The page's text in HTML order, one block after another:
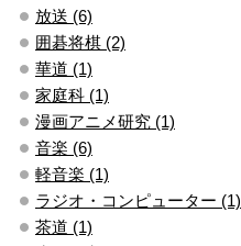
放送 (6)
囲碁将棋 (2)
華道 (1)
家庭科 (1)
漫画アニメ研究 (1)
音楽 (6)
軽音楽 (1)
ラジオ・コンピューター (1)
茶道 (1)